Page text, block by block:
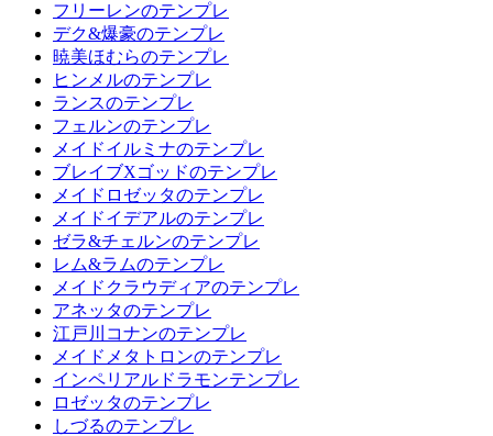
フリーレンのテンプレ
デク&爆豪のテンプレ
暁美ほむらのテンプレ
ヒンメルのテンプレ
ランスのテンプレ
フェルンのテンプレ
メイドイルミナのテンプレ
ブレイブXゴッドのテンプレ
メイドロゼッタのテンプレ
メイドイデアルのテンプレ
ゼラ&チェルンのテンプレ
レム&ラムのテンプレ
メイドクラウディアのテンプレ
アネッタのテンプレ
江戸川コナンのテンプレ
メイドメタトロンのテンプレ
インペリアルドラモンテンプレ
ロゼッタのテンプレ
しづるのテンプレ